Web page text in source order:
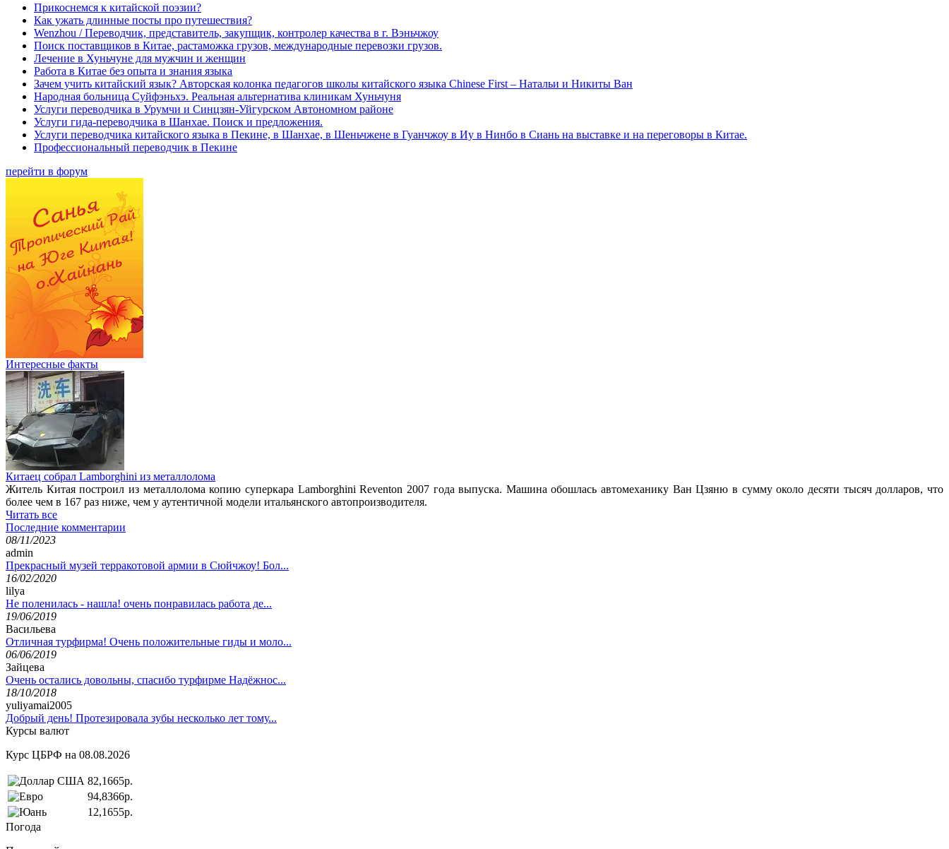
Прикоснемся к китайской поэзии?
Как ужать длинные посты про путешествия?
Wenzhou / Переводчик, представитель, закупщик, контролер качества в г. Вэньчжоу
Поиск поставщиков в Китае, растаможка грузов, международные перевозки грузов.
Лечение в Хуньчуне для мужчин и женщин
Работа в Китае без опыта и знания языка
Зачем учить китайский язык? Авторская колонка педагогов школы китайского языка Chinese First – Натальи и Никиты Ван
Народная больница Суйфэньхэ. Реальная альтернатива клиникам Хуньчуня
Услуги переводчика в Урумчи и Синцзян-Уйгурском Автономном районе
Услуги гида-переводчика в Шанхае. Поиск и предложения.
Услуги переводчика китайского языка в Пекине, в Шанхае, в Шеньчжене в Гуанчжоу в Иу в Нинбо в Сиань на выставке и на переговоры в Китае.
Профессиональный переводчик в Пекине
перейти в форум
Интересные факты
Китаец собрал Lamborghini из металлолома
Житель Китая построил из металлолома копию суперкара Lamborghini Reventon 2007 года выпуска. Машина обошлась автомеханику Ван Цзяню в сумму около десяти тысяч долларов, что
более чем в 167 раз ниже, чем у аутентичной модели итальянского автопроизводителя.
Читать все
Последние комментарии
08/11/2023
admin
Прекрасный музей терракотовой армии в Сюйчжоу! Бол...
16/02/2020
lilya
Не поленилась - нашла! очень понравилась работа де...
19/06/2019
Васильева
Отличная турфирма! Очень положительные гиды и моло...
06/06/2019
Зайцева
Очень остались довольны, спасибо турфирме Надёжнос...
18/10/2018
yuliyamai2005
Добрый день! Протезировала зубы несколько лет тому...
Курсы валют
Курс ЦБРФ на 08.08.2026
82,1665р.
94,8366р.
12,1655р.
Погода